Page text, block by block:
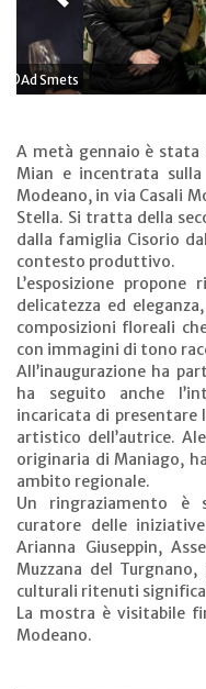
A metà gennaio è stata
Mian e incentrata
Modeano, in via Casali
Stella. Si tratta della
dalla famiglia Cisorio
contesto produttivo.
L’esposizione
delicatezza ed
composizioni floreali
con immagini di tono
All’inaugurazione ha
ha seguito anche
incaricata di presentare
artistico dell’autrice.
originaria di Maniago,
ambito regionale.
Un ringraziamento
curatore delle
Arianna Giuseppin,
Muzzana del
culturali ritenuti
La mostra è visitabile
Modeano.